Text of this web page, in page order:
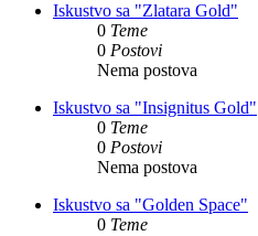
Iskustvo sa "Zlatara Gold"
0 Teme
0 Postovi
Nema postova
Iskustvo sa "Insignitus Gold"
0 Teme
0 Postovi
Nema postova
Iskustvo sa "Golden Space"
0 Teme